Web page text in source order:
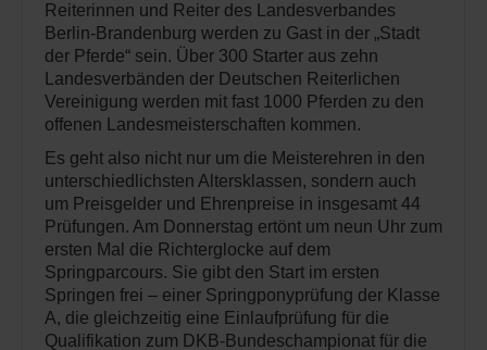
Reiterinnen und Reiter des Landesverbandes
Berlin-Brandenburg werden zu Gast in der „Stadt
der Pferde“ sein. Über 300 Starter aus zehn
Landesverbänden der Deutschen Reiterlichen
Vereinigung werden mit fast 1000 Pferden zu den
offenen Landesmeisterschaften kommen.
Es geht also nicht nur um die Meisterehren in den
unterschiedlichsten Altersklassen, sondern auch
um Preisgelder und Ehrenpreise in insgesamt 44
Prüfungen. Am Donnerstag ertönt um neun Uhr zum
ersten Mal die Richterglocke auf dem
Springparcours. Sie gibt den Start im ersten
Springen frei – einer Springponyprüfung der Klasse
A, die gleichzeitig eine Einlaufprüfung für die
Qualifikation zum DKB-Bundeschampionat für die